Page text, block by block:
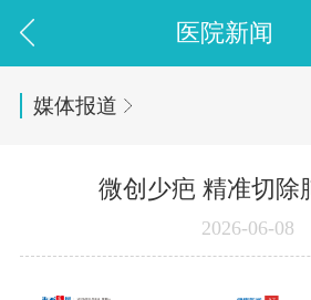
医院新闻
媒体报道
微创少疤 精准切除
2026-06-08